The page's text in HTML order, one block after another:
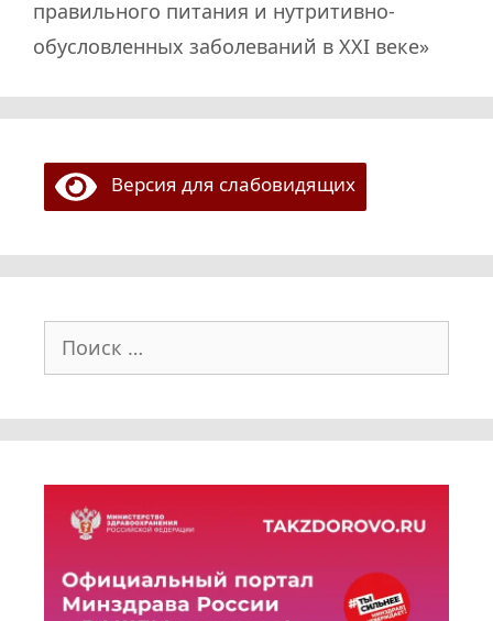
правильного питания и нутритивно-
обусловленных заболеваний в XXI веке»
Версия для слабовидящих